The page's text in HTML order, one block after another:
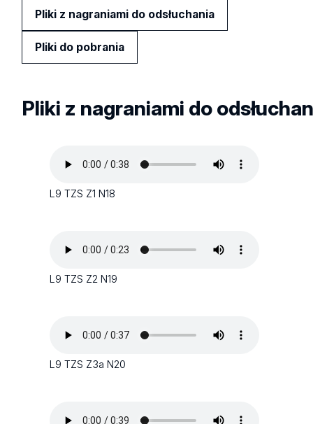
Pliki z nagraniami do odsłuchania
Pliki do pobrania
Pliki z nagraniami do
L9 TZS Z1 N18
L9 TZS Z2 N19
L9 TZS Z3a N20